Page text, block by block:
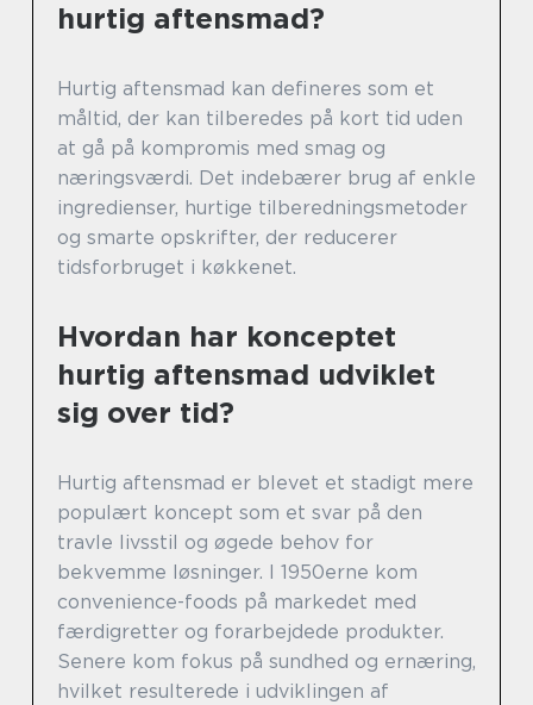
hurtig aftensmad?
Hurtig aftensmad kan defineres som et
måltid, der kan tilberedes på kort tid uden
at gå på kompromis med smag og
næringsværdi. Det indebærer brug af enkle
ingredienser, hurtige tilberedningsmetoder
og smarte opskrifter, der reducerer
tidsforbruget i køkkenet.
Hvordan har konceptet
hurtig aftensmad udviklet
sig over tid?
Hurtig aftensmad er blevet et stadigt mere
populært koncept som et svar på den
travle livsstil og øgede behov for
bekvemme løsninger. I 1950erne kom
convenience-foods på markedet med
færdigretter og forarbejdede produkter.
Senere kom fokus på sundhed og ernæring,
hvilket resulterede i udviklingen af